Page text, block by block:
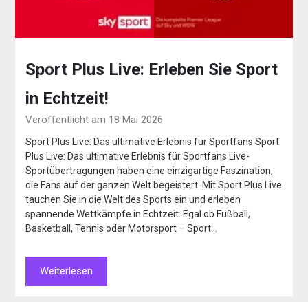
Sport Plus Live: Erleben Sie Sport
in Echtzeit!
Veröffentlicht am 18 Mai 2026
Sport Plus Live: Das ultimative Erlebnis für Sportfans Sport
Plus Live: Das ultimative Erlebnis für Sportfans Live-
Sportübertragungen haben eine einzigartige Faszination,
die Fans auf der ganzen Welt begeistert. Mit Sport Plus Live
tauchen Sie in die Welt des Sports ein und erleben
spannende Wettkämpfe in Echtzeit. Egal ob Fußball,
Basketball, Tennis oder Motorsport – Sport…
Weiterlesen